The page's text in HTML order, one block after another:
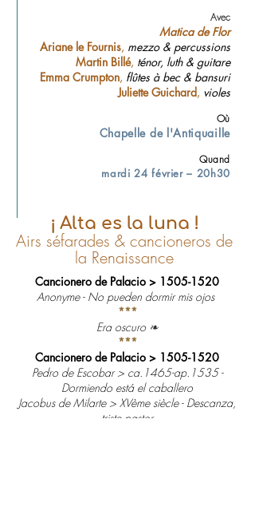
Avec
Matica de Flor
Ariane le Fournis, mezzo & percussions
Martin Billé, ténor, luth & guitare
Emma Crumpton, flûtes à bec & bansuri
Juliette Guichard, violes
Où
Chapelle de l'Antiquaille
Quand
mardi 24 février – 20h30
¡ Alta es la luna !
Airs séfarades & cancioneros de
la Renaissance
Cancionero de Palacio > 1505-1520
Anonyme - No pueden dormir mis ojos
***
Era oscuro ❧
***
Cancionero de Palacio > 1505-1520
Pedro de Escobar > ca.1465-ap.1535 -
Dormiendo está el caballero
Jacobus de Milarte > XVème siècle - Descanza,
triste pastor